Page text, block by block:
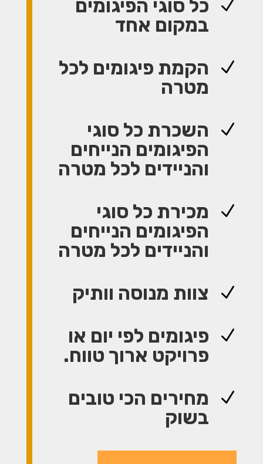
N
כל סוגי הפיגומים
במקום אחד
N
הקמת פיגומים לכל
מטרה
N
השכרת כל סוגי
הפיגומים הנייחים
והניידים לכל מטרה
N
מכירת כל סוגי
הפיגומים הנייחים
והניידים לכל מטרה
N צוות מנוסה וותיק
N
פיגומים לפי יום או
פרויקט ארוך טווח.
N
מחירים הכי טובים
בשוק